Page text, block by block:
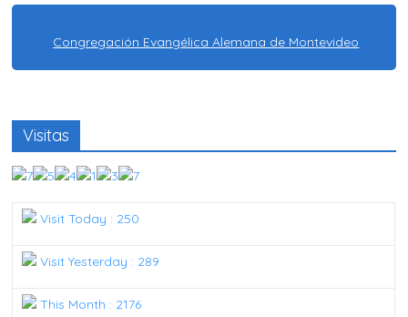
Congregación Evangélica Alemana de Montevideo
Visitas
Visit Today : 250
Visit Yesterday : 289
This Month : 2176